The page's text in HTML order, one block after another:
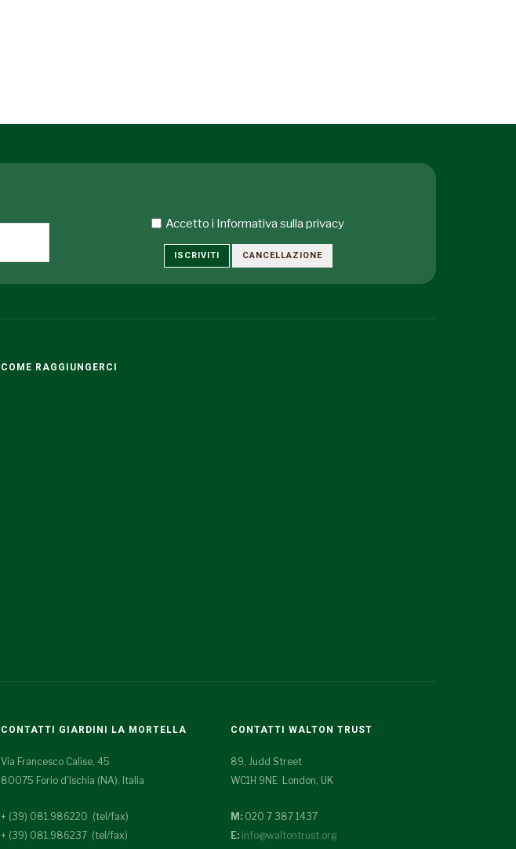
Accetto i Informativa sulla privacy
ISCRIVITI CANCELLAZIONE
COME RAGGIUNGERCI
CONTATTI GIARDINI LA MORTELLA
Via Francesco Calise, 45
80075 Forio d'Ischia (NA), Italia
+ (39) 081.986220 (tel/fax)
+ (39) 081.986237 (tel/fax)
CONTATTI WALTON TRUST
89, Judd Street
WC1H 9NE London, UK
M:020 7 387 1437
E: info@waltontrust.org